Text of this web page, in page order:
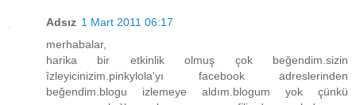
Adsız 1 Mart 2011 06:17
merhabalar,
harika bir etkinlik olmuş çok beğendim.sizin
îzleyicinizim.pinkylola'yı facebook adreslerinden
beğendim.blogu izlemeye aldım.blogum yok çünkü